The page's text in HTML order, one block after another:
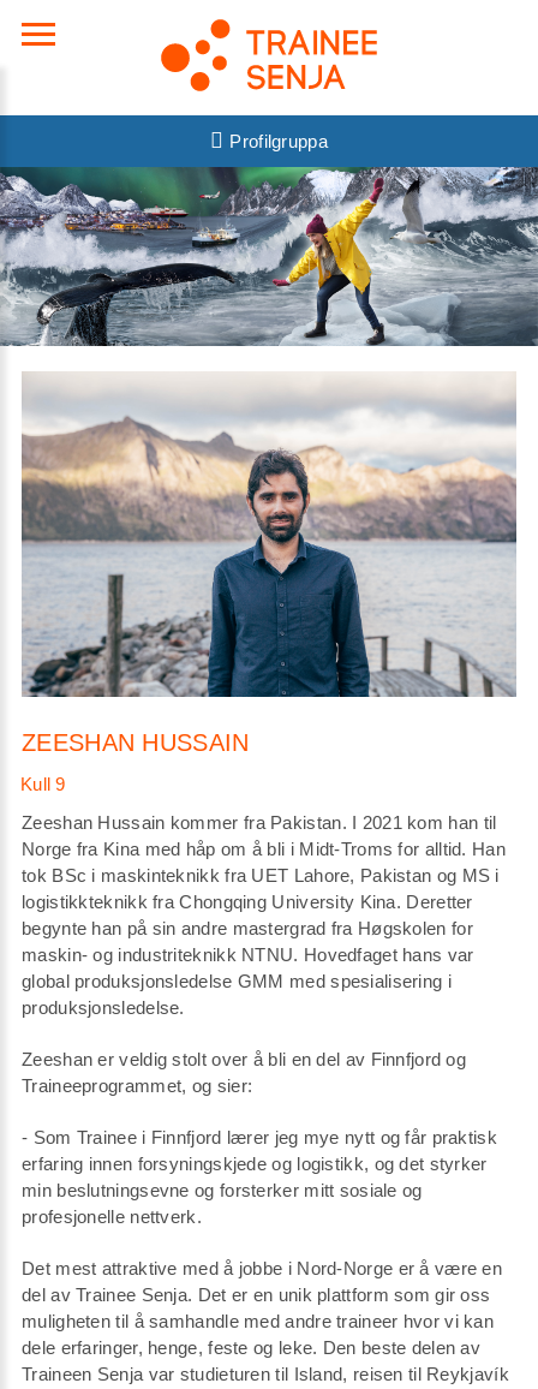
Profilgruppa
ZEESHAN HUSSAIN
Zeeshan Hussain kommer fra Pakistan. I 2021 kom han til
Norge fra Kina med håp om å bli i Midt-Troms for alltid. Han
tok BSc i maskinteknikk fra UET Lahore, Pakistan og MS i
logistikkteknikk fra Chongqing University Kina. Deretter
begynte han på sin andre mastergrad fra Høgskolen for
maskin- og industriteknikk NTNU. Hovedfaget hans var
global produksjonsledelse GMM med spesialisering i
produksjonsledelse.
Zeeshan er veldig stolt over å bli en del av Finnfjord og
Traineeprogrammet, og sier:
- Som Trainee i Finnfjord lærer jeg mye nytt og får praktisk
erfaring innen forsyningskjede og logistikk, og det styrker
min beslutningsevne og forsterker mitt sosiale og
profesjonelle nettverk.
Det mest attraktive med å jobbe i Nord-Norge er å være en
del av Trainee Senja. Det er en unik plattform som gir oss
muligheten til å samhandle med andre traineer hvor vi kan
dele erfaringer, henge, feste og leke. Den beste delen av
Traineen Senja var studieturen til Island, reisen til Reykjavík